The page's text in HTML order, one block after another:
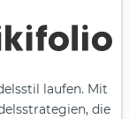
laufen. Mit
die